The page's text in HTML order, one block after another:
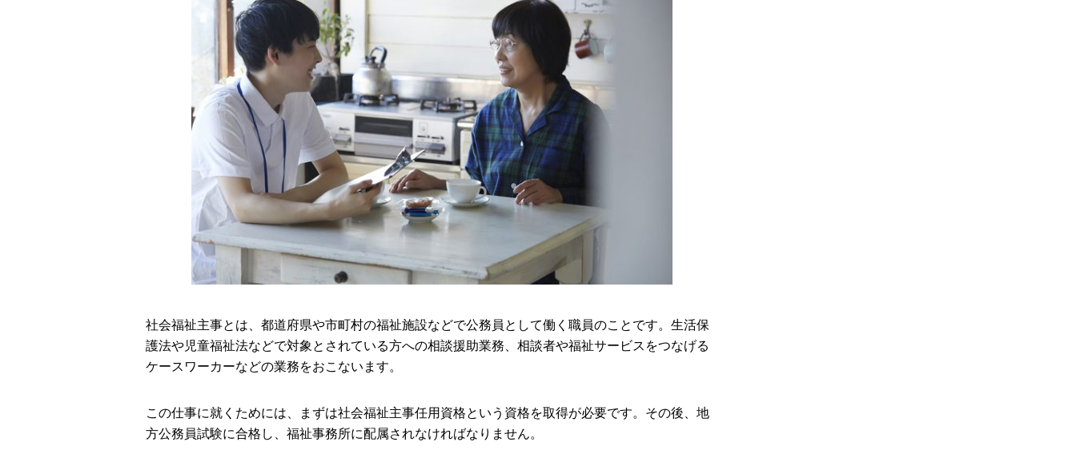
社会福祉主事とは、都道府県や市町村の福祉施設などで公務員として働く職員のことです。生活保
護法や児童福祉法などで対象とされている方への相談援助業務、相談者や福祉サービスをつなげる
ケースワーカーなどの業務をおこないます。
この仕事に就くためには、まずは社会福祉主事任用資格という資格を取得が必要です。その後、地
方公務員試験に合格し、福祉事務所に配属されなければなりません。